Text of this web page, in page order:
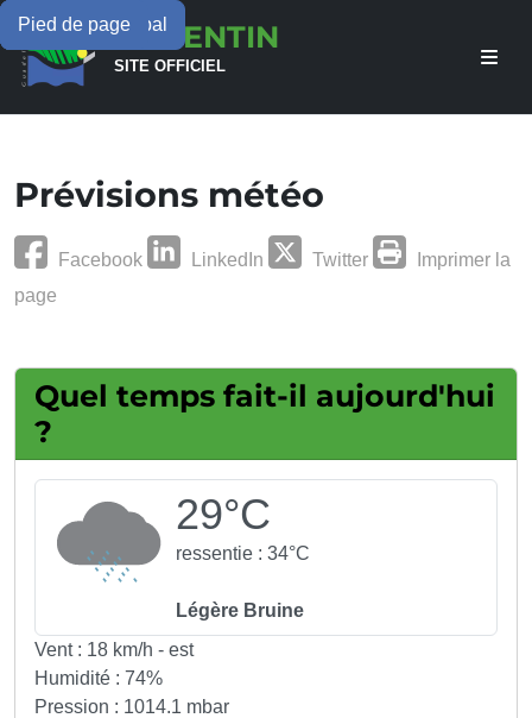
Menu principal
Contenu principal
Pied de pageLAMENTIN
SITE OFFICIEL
Prévisions météo
Facebook LinkedIn Twitter
Imprimer la
page
Quel temps fait-il aujourd'hui
?
29°C
ressentie : 34°C
Légère Bruine
Vent : 18 km/h - est
Humidité : 74%
Pression : 1014.1 mbar